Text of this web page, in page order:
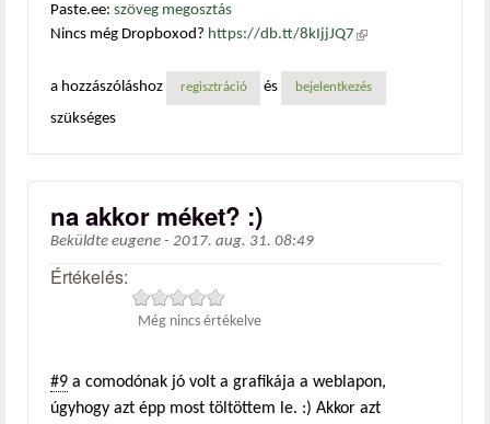
Paste.ee: szöveg megosztás
Nincs még Dropboxod? https://db.tt/8kIjjJQ7 (külső
a hozzászóláshoz
regisztráció és bejelentkezés
szükséges
na akkor méket? :)
Beküldte eugene - 2017. aug. 31. 08:49
Értékelés:
Még nincs értékelve
#9 a comodónak jó volt a grafikája a weblapon,
úgyhogy azt épp most töltöttem le. :) Akkor azt